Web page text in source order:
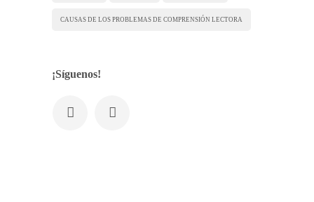
CAUSAS DE LOS PROBLEMAS DE COMPRENSIÓN LECTORA
¡Síguenos!